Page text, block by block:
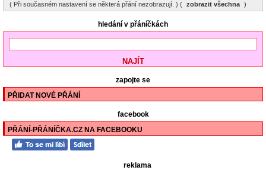
( Při současném nastavení se některá přání nezobrazují. ) ( zobrazit všechna )
hledání v přáníčkách
zapojte se
PŘIDAT NOVÉ PŘÁNÍ
facebook
PŘÁNÍ-PŘÁNÍČKA.CZ NA FACEBOOKU
reklama